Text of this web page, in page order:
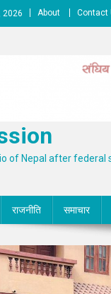
2026 About Contact
of Nepal after federal
राजनीति समाचार